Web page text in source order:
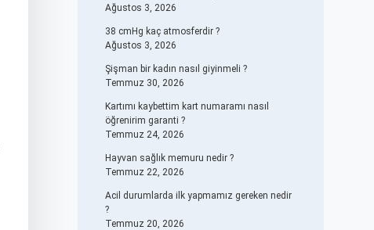
Ağustos 3, 2026
38 cmHg kaç atmosferdir ?
Ağustos 3, 2026
Şişman bir kadın nasıl giyinmeli ?
Temmuz 30, 2026
Kartımı kaybettim kart numaramı nasıl
öğrenirim garanti ?
Temmuz 24, 2026
Hayvan sağlık memuru nedir ?
Temmuz 22, 2026
Acil durumlarda ilk yapmamız gereken nedir
?
Temmuz 20, 2026